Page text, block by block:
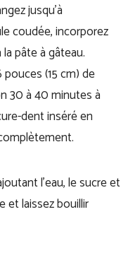
jusqu’à
coudée, incorporez
pâte à gâteau.
(15 cm) de
30 à 40 minutes à
dent inséré en
l’eau, le sucre et
et laissez bouillir